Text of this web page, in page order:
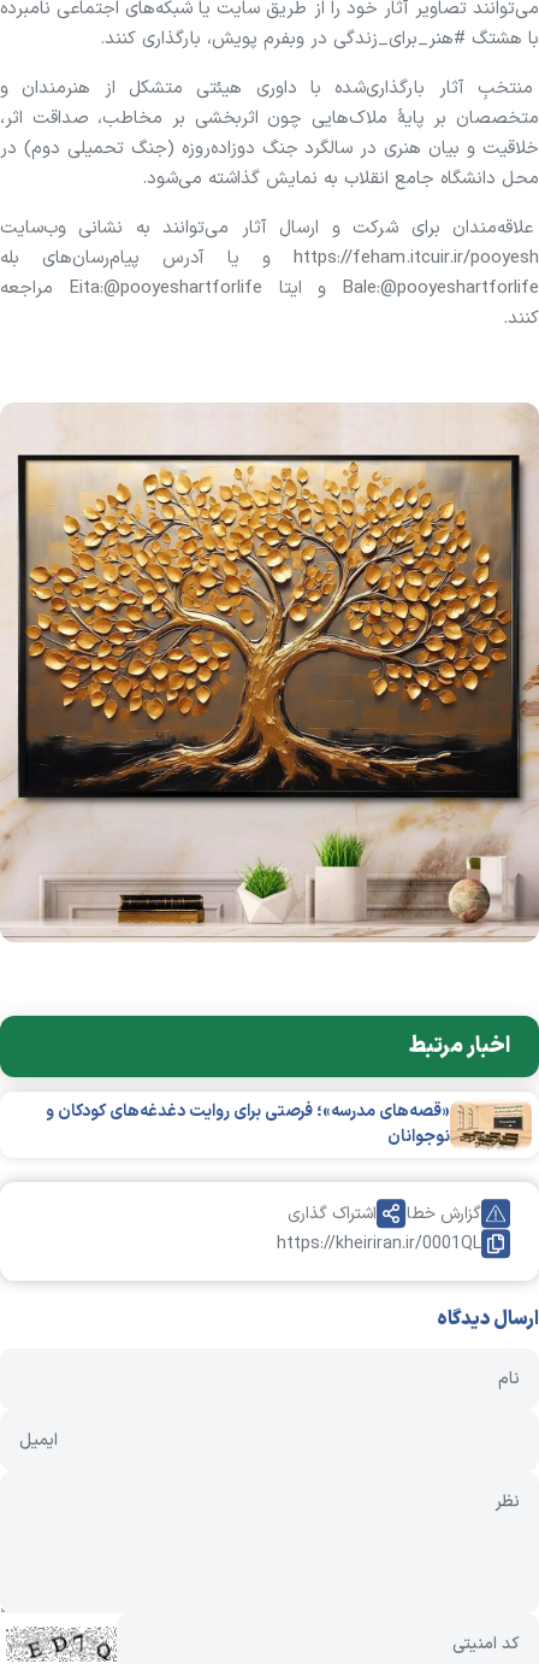
می‌توانند تصاویر آثار خود را از طریق سایت یا شبکه‌های اجتماعی نامبرده
با هشتگ #هنر_برای_زندگی در وبفرم پویش، بارگذاری کنند.
منتخبِ آثار بارگذاری‌شده با داوری هیئتی متشکل از هنرمندان و
متخصصان بر پایهٔ ملاک‌هایی چون اثربخشی بر مخاطب، صداقت اثر،
خلاقیت و بیان هنری در سالگرد جنگ دوزاده‌روزه (جنگ تحمیلی دوم) در
محل دانشگاه جامع انقلاب به نمایش گذاشته می‌شود.
علاقه‌مندان برای شرکت و ارسال آثار می‌توانند به نشانی وب‌سایت
https://feham.itcuir.ir/pooyesh و یا آدرس پیام‌رسان‌های بله
Bale:@pooyeshartforlife و ایتا Eita:@pooyeshartforlife مراجعه
کنند.
اخبار مرتبط
«قصه‌های مدرسه»؛ فرصتی برای روایت دغدغه‌های کودکان و
نوجوانان
https://kheiriran.ir/0001QL
گزارش خطا اشتراک گذاری
ارسال دیدگاه